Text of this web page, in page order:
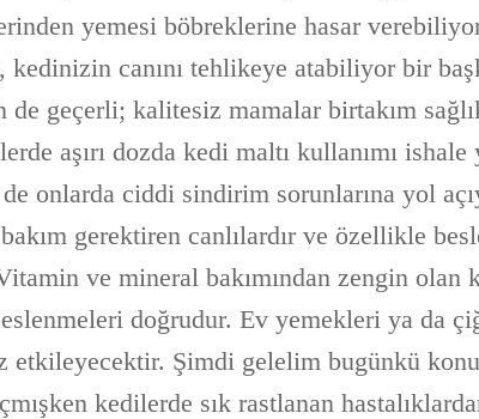
yemesi böbreklerine hasar
kedinizin canını tehlikeye atabiliyor bir
geçerli; kalitesiz mamalar birtakım
aşırı dozda kedi maltı kullanımı
onlarda ciddi sindirim sorunlarına yol
gerektiren canlılardır ve özellikle
ve mineral bakımından zengin olan
doğrudur. Ev yemekleri ya da
etkileyecektir. Şimdi gelelim bugünkü
kedilerde sık rastlanan